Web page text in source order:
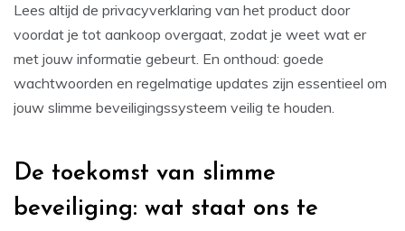
Lees altijd de privacyverklaring van het product door
voordat je tot aankoop overgaat, zodat je weet wat er
met jouw informatie gebeurt. En onthoud: goede
wachtwoorden en regelmatige updates zijn essentieel om
jouw slimme beveiligingssysteem veilig te houden.
De toekomst van slimme
beveiliging: wat staat ons te